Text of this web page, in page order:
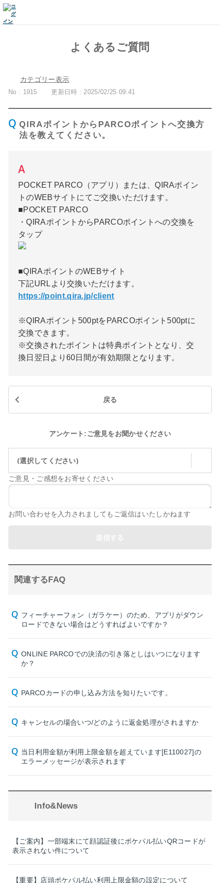
よくあるご質問
カテゴリー表示
No : 1915 更新日時 : 2025/02/25 09:41
QIRAポイントからPARCOポイントへ交換方
法を教えてください。
POCKET PARCO（アプリ）または、QIRAポイン
トのWEBサイトにてご交換いただけます。
■POCKET PARCO
・QIRAポイントからPARCOポイントへの交換を
タップ
■QIRAポイントのWEBサイト
下記URLより交換いただけます。
https://point.qira.jp/client
※QIRAポイント500ptをPARCOポイント500ptに
交換できます。
※交換されたポイントは特典ポイントとなり、交
換日翌日より60日間が有効期限となります。
戻る
アンケート:ご意見をお聞かせください
(選択してください)
ご意見・ご感想をお寄せください
お問い合わせを入力されましてもご返信はいたしかねます
関連するFAQ
フィーチャーフォン（ガラケー）のため、アプリがダウン
ロードできない場合はどうすればよいですか？
ONLINE PARCOでの決済の引き落としはいつになります
か？
PARCOカードの申し込み方法を知りたいです。
キャンセルの場合いつ/どのように返金処理がされますか
当日利用金額が利用上限金額を超えています[E110027]の
エラーメッセージが表示されます
Info&News
【ご案内】一部端末にて顔認証後にポケパル払いQRコードが
表示されない件について
【重要】店頭ポケパル払い利用上限金額の設定について